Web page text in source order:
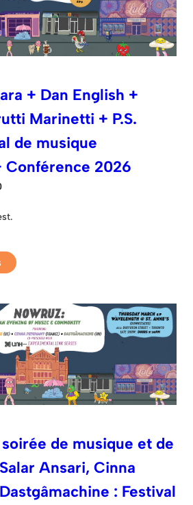
+ Dan English +
Marinetti + P.S.
de musique
Conférence 2026
de musique et de
Ansari, Cinna
: Festival